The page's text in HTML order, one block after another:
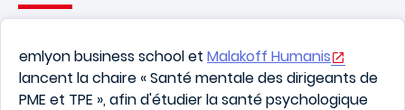
emlyonbusiness school et Malakoff Humanis
lancent la chaire « Santé mentale des dirigeants de
PME et TPE », afin d'étudier la santé psychologique